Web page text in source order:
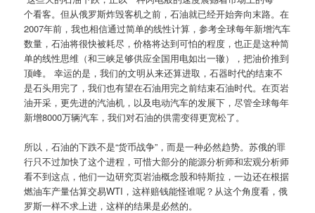
个看客。但从俄罗斯炸毁客机之前，石油就已经开始奔向末路。在
2007年前，我也相信通过简单的线性计算，参考全球每年新增汽车
数量，石油将很快被耗尽，价格将达到可怕的程度，也正是这种简
单的线性思维（和三峡足够供应全国用电如出一辙），把油价推到
顶峰。 幸运的是，我们的文明从来还算进取，石器时代的结束不
是石头用完了，我们也有望在石油用完之前结束石油时代。在页岩
油开采，更先进的汽油机，以及电动汽车的发展下，尽管全球每年
新增8000万辆汽车，我们对石油的供需变得更宽松了。
所以，石油的下跌不是“货币战争”，而是一种必然趋势。苏俄的罪
行只不过加快了这个进程，可惜大部分的能源分析师和宏观分析师
看不到这点，他们一边研究页岩油概念股和特斯拉，一边还在根据
燃油车产量估算交易WTI，这样赔钱能怪谁呢？从这个角度看，俄
罗斯一样不求上进，这样的结果是必然的。